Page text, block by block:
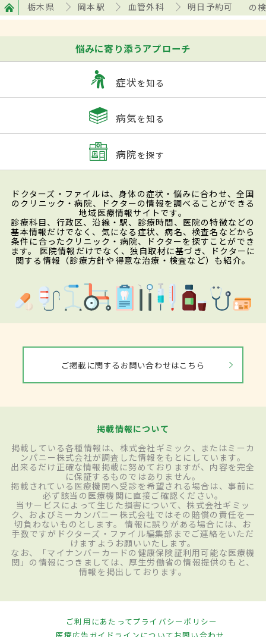
栃木県 岡本駅 血管外科 明日予約可 の
悩みに寄り添うアプローチ
症状を知る
病気を知る
病院を探す
ドクターズ・ファイルは、身体の症状・悩みに合わせ、全国
のクリニック・病院、ドクターの情報を調べることができる
地域医療情報サイトです。
診療科目、行政区、沿線・駅、診療時間、医院の特徴などの
基本情報だけでなく、気になる症状、病名、検査名などから
条件に合ったクリニック・病院、ドクターを探すことができ
ます。 医院情報だけでなく、独自取材に基づき、ドクターに
関する情報（診療方針や得意な治療・検査など）も紹介。
ご掲載に関するお問い合わせはこちら
掲載情報について
掲載している各種情報は、株式会社ギミック、またはミーカ
ンパニー株式会社が調査した情報をもとにしています。
出来るだけ正確な情報掲載に努めておりますが、内容を完全
に保証するものではありません。
掲載されている医療機関へ受診を希望される場合は、事前に
必ず該当の医療機関に直接ご確認ください。
当サービスによって生じた損害について、株式会社ギミッ
ク、およびミーカンパニー株式会社ではその賠償の責任を一
切負わないものとします。 情報に誤りがある場合には、お
手数ですがドクターズ・ファイル編集部までご連絡をいただ
けますようお願いいたします。
なお、「マイナンバーカードの健康保険証利用可能な医療機
関」の情報につきましては、厚生労働省の情報提供のもと、
情報を掲出しております。
ご利用にあたってプライバシーポリシー